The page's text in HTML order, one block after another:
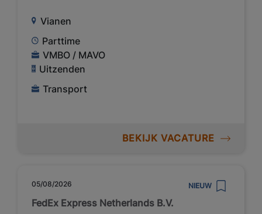
Vianen
Parttime
VMBO / MAVO
Uitzenden
Transport
BEKIJK VACATURE
05/08/2026 NIEUW
FedEx Express Netherlands B.V.